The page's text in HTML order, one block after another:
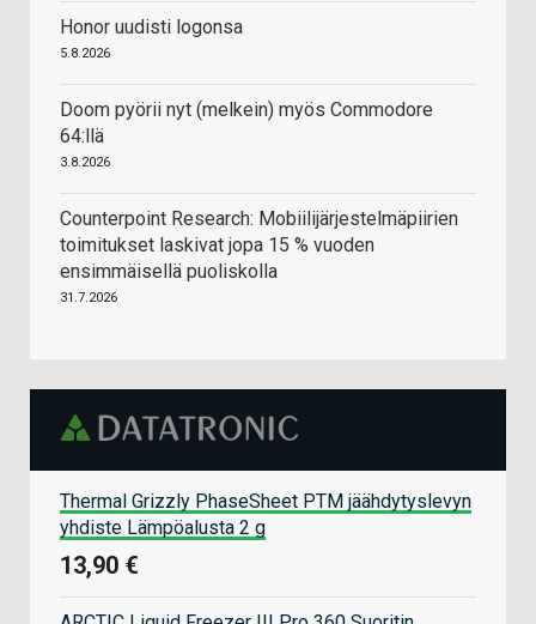
Honor uudisti logonsa
5.8.2026
Doom pyörii nyt (melkein) myös Commodore
64:llä
3.8.2026
Counterpoint Research: Mobiilijärjestelmäpiirien
toimitukset laskivat jopa 15 % vuoden
ensimmäisellä puoliskolla
31.7.2026
Thermal Grizzly PhaseSheet PTM jäähdytyslevyn
yhdiste Lämpöalusta 2 g
13,90 €